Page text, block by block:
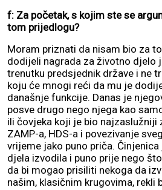
f: Za početak, s kojim ste se
tom prijedlogu?
Moram priznati da nisam bio za
dodijeli nagrada za životno djelo
trenutku predsjednik države i ne
koju će mnogi reći da mu je
današnje funkcije. Danas je
posve drugo nego njega kao
ili čovjeka koji je bio najzaslužniji
ZAMP-a, HDS-a i povezivanje
vrijeme jako puno priča.
djela izvodila i puno prije nego
da bi mogao prisiliti nekoga da
našim, klasičnim krugovima, rekli